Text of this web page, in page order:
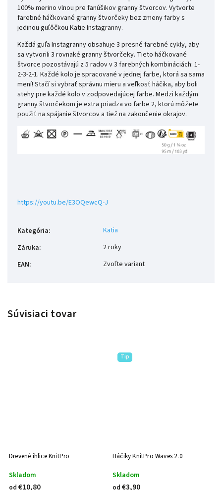
100% merino vlnou pre fanúšikov granny štvorcov. Vytvorte
farebné háčkované granny štvorčeky bez zmeny farby s
jedinou guľôčkou Katie Instagranny.
Každá guľa Instagranny obsahuje 3 presné farebné cykly, aby
sa vytvorili 3 rovnaké granny štvorčeky. Tieto háčkované
štvorce pozostávajú z 5 radov v 3 farebných kombináciách: 1-
2-3-2-1. Každé kolo je spracované v jednej farbe, ktorá sa sama
mení! Stačí si vybrať správnu mieru a veľkosť háčika, aby boli
stehy pre každé kolo v zodpovedajúcej farbe. Medzi každým
granny štvorčekom je extra priadza vo farbe 2, ktorú môžete
použiť na spájanie štvorcov a tiež na zakončenie okrajov.
https://youtu.be/E3OQewcQ-J
Kategória:
Katia
Záruka:
2 roky
EAN: Zvoľte variant
Súvisiaci tovar
Drevené ihlice KnitPro
Skladom
od €10,80
Tip
Háčiky KnitPro Waves 2.0
Skladom
od €3,90